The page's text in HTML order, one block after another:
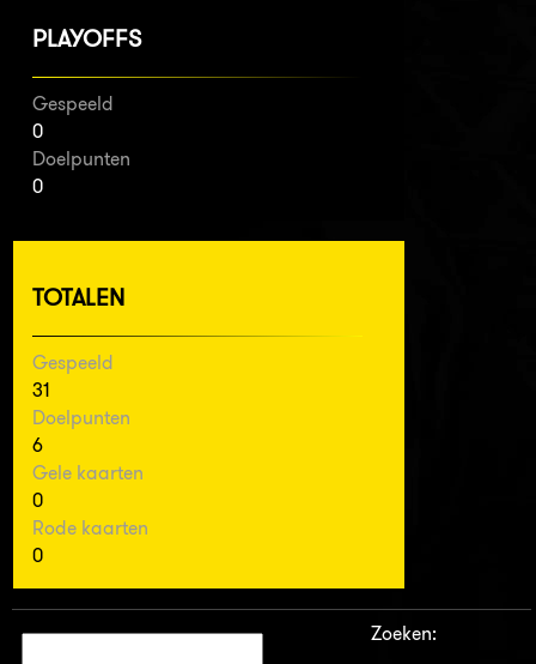
PLAYOFFS
Gespeeld
0
Doelpunten
0
TOTALEN
Gespeeld
31
Doelpunten
6
Gele kaarten
0
Rode kaarten
0
Zoeken: